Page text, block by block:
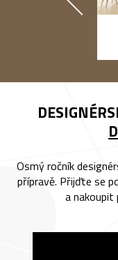
Osmý ročník
přípravě. Přijďte se
a nakoupit